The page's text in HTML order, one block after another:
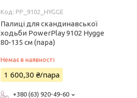
PP_9102_HYGGE
Палиці для скандинавської
ходьби PowerPlay 9102 Hygge
80-135 см (пара)
Немає в наявності
1 600,30 ₴/пара
+380 (63) 920-49-60